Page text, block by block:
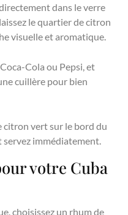
dans le verre
le quartier de citron
visuelle et aromatique.
Cola ou Pepsi, et
cuillère pour bien
citron vert sur le bord du
servez immédiatement.
votre Cuba
choisissez un rhum de